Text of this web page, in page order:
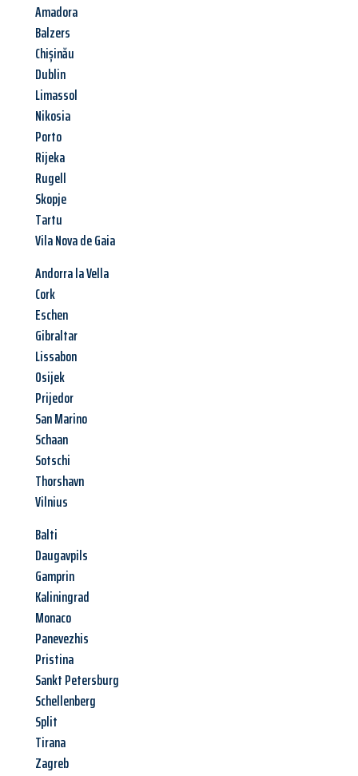
Amadora
Balzers
Chișinău
Dublin
Limassol
Nikosia
Porto
Rijeka
Rugell
Skopje
Tartu
Vila Nova de Gaia
Andorra la Vella
Cork
Eschen
Gibraltar
Lissabon
Osijek
Prijedor
San Marino
Schaan
Sotschi
Thorshavn
Vilnius
Balti
Daugavpils
Gamprin
Kaliningrad
Monaco
Panevezhis
Pristina
Sankt Petersburg
Schellenberg
Split
Tirana
Zagreb